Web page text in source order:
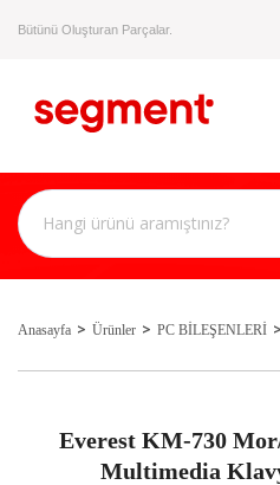
Bütünü Oluşturan Parçalar.
Anasayfa Ürünler PC BİLEŞENLERİ
Everest KM-730
Multimedia